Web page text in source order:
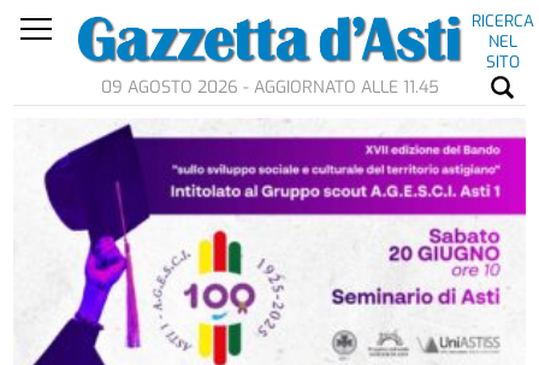
RICERCA
NEL
SITO
09 AGOSTO 2026 - AGGIORNATO ALLE 11.45